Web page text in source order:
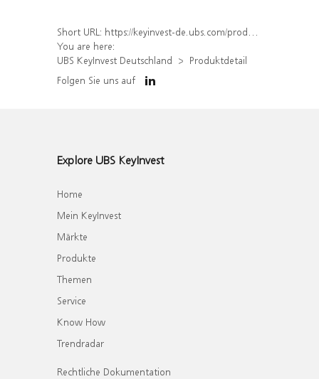
Short URL: https://keyinvest-de.ubs.com/produkt/detail/index/isin/DE000WA6ZF31
You are here:
UBS KeyInvest Deutschland
Produktdetail
Folgen Sie uns auf
Explore UBS KeyInvest
Home
Mein KeyInvest
Märkte
Produkte
Themen
Service
Know How
Trendradar
Rechtliche Dokumentation